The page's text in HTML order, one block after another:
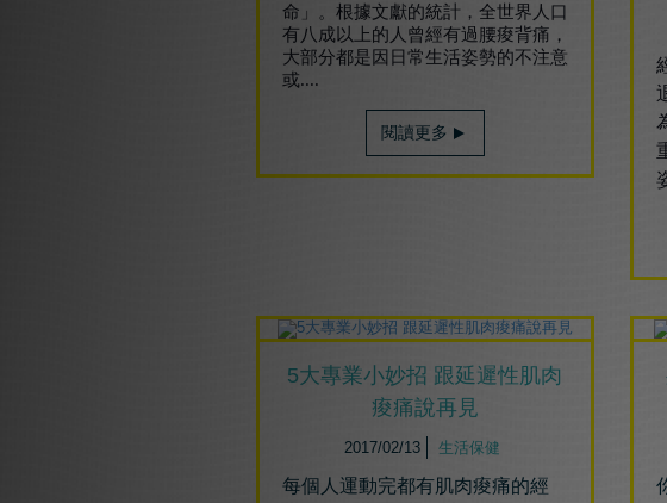
命」。根據文獻的統計，全世界人口
有八成以上的人曾經有過腰痠背痛，
大部分都是因日常生活姿勢的不注意
或....
閱讀更多
5大專業小妙招 跟延遲性肌肉
痠痛說再見
2017/02/13 生活保健
每個人運動完都有肌肉痠痛的經